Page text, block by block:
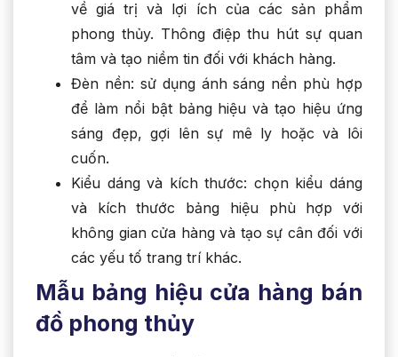
về giá trị và lợi ích của các sản phẩm
phong thủy. Thông điệp thu hút sự quan
tâm và tạo niềm tin đối với khách hàng.
Đèn nền: sử dụng ánh sáng nền phù hợp
để làm nổi bật bảng hiệu và tạo hiệu ứng
sáng đẹp, gợi lên sự mê ly hoặc và lôi
cuốn.
Kiểu dáng và kích thước: chọn kiểu dáng
và kích thước bảng hiệu phù hợp với
không gian cửa hàng và tạo sự cân đối với
các yếu tố trang trí khác.
Mẫu bảng hiệu cửa hàng bán
đồ phong thủy